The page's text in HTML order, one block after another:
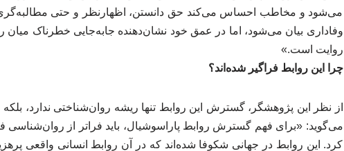
می‌شود و مخاطب احساس می‌کند حق دانستن، اظهارنظر و حتی
وفاداری بیان می‌شود، اما در عمق خود نشان‌دهنده جابه‌جایی خطرناک میان
روایت است.»
چرا این روابط فراگیر شده‌اند؟
از نظر این پژوهشگر، گسترش این روابط تنها ریشه روان‌شناختی ندارد،
می‌گوید: «برای فهم گسترش روابط پاراسوشیال، باید فراتر از
کرد. این روابط در جهانی شکوفا شده‌اند که در آن روابط انسانی واقعی